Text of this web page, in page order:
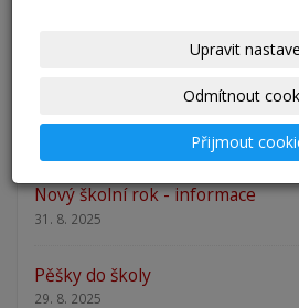
Nový školní rok - informace
31. 8. 2025
Pěšky do školy
29. 8. 2025
Upravit
Odmítnout
Přijmout